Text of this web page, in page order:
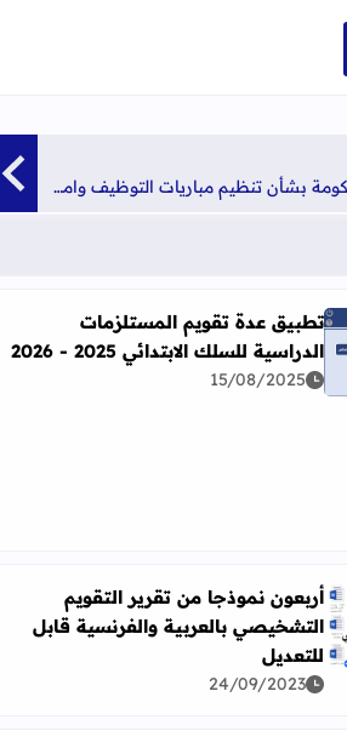
من خيارات المشاركة
منشور رئيس الحكومة بشأن تنظيم مباريات التوظيف وامتحانات الكفاءة المهنية
عن تطبيق عدة تقويم المستلزمات الدراسية للسلك
تطبيق عدة تقويم المستلزمات
الدراسية للسلك الابتدائي 2025 - 2026
15/08/2025
عن أربعون نموذجا من تقرير التقويم
أربعون نموذجا من تقرير التقويم
التشخيصي بالعربية والفرنسية قابل
للتعديل
24/09/2023